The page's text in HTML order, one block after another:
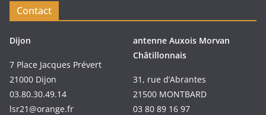
Contact
Dijon
7 Place Jacques Prévert
21000 Dijon
03.80.30.49.14
lsr21@orange.fr
antenne Auxois Morvan
Châtillonnais
31, rue d’Abrantes
21500 MONTBARD
03 80 89 16 97